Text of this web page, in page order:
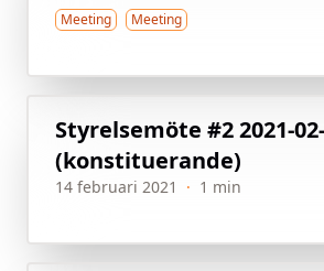
Meeting Meeting
Styrelsemöte #2 2021-
(konstituerande)
14 februari 2021 · 1 min